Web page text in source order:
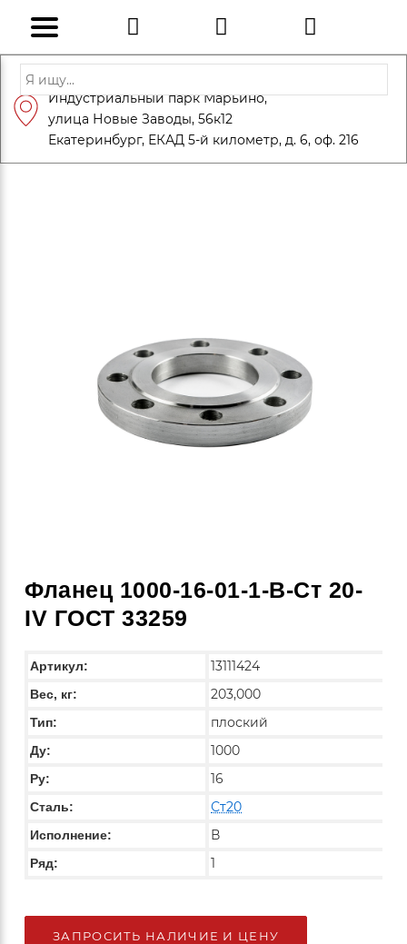
+7 (812) 600-10-15
info@eversteel.ru
Адрес: Санкт-Петербург, Петергоф,
Индустриальный парк Марьино,
улица Новые Заводы, 56к12
Екатеринбург, ЕКАД 5-й километр, д. 6, оф. 216
ЗАКАЗАТЬ ЗВОНОК
Фланец 1000-16-01-1-B-Ст 20-
IV ГОСТ 33259
Артикул: 13111424
Вес, кг: 203,000
Тип: плоский
Ду: 1000
Ру: 16
Сталь: Ст20
Исполнение: В
Ряд: 1
ЗАПРОСИТЬ НАЛИЧИЕ И ЦЕНУ